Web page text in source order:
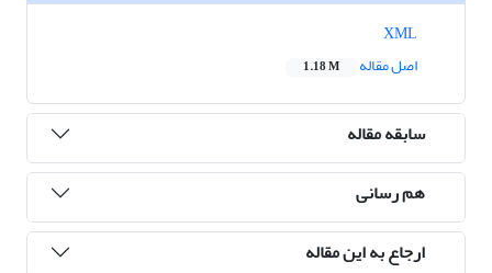
اصل مقاله
1.18 M
سابقه مقاله
هم رسانی
ارجاع به این مقاله